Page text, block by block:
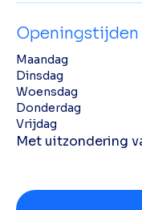
Openingstijden
Maandag
Dinsdag
Woensdag
Donderdag
Vrijdag
Met uitzondering